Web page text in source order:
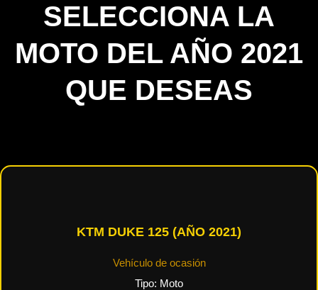
SELECCIONA LA
MOTO DEL AÑO 2021
QUE DESEAS
KTM DUKE 125 (AÑO 2021)
Vehículo de ocasión
Tipo: Moto